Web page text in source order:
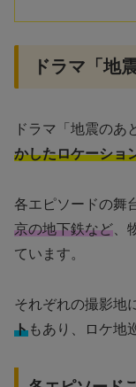
ドラマ「地
ドラマ「地震のあ
かしたロケーショ
各エピソードの舞
京の地下鉄など
ています。
それぞれの撮影地
トもあり、ロケ地